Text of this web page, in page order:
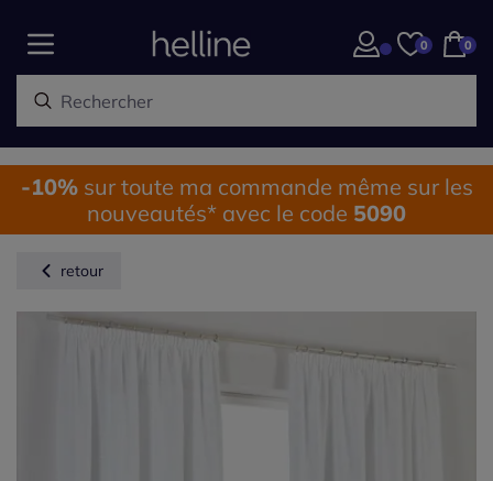
0 0
-10%sur toute ma commande même sur les
nouveautés* avec le code 5090
retour